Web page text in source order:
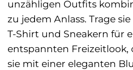
unzähligen Outfits
zu jedem Anlass. Trage
T-Shirt und Sneakern für
entspannten
sie mit einer eleganten